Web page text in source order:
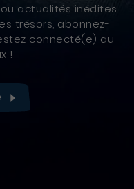
actualités inédites
trésors, abonnez-
connecté(e) au
!